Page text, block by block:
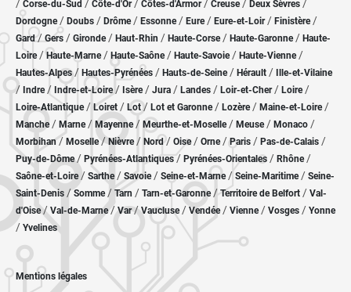
/ Corse-du-Sud / Côte-d'Or / Côtes-d'Armor/ Creuse/ Deux Sèvres /
Dordogne/ Doubs / Drôme/ Essonne / Eure/ Eure-et-Loir / Finistère/
Gard/Gers / Gironde/ Haut-Rhin / Haute-Corse/ Haute-Garonne/ Haute-
Loire/Haute-Marne/ Haute-Saône/ Haute-Savoie/ Haute-Vienne/
Hautes-Alpes/ Hautes-Pyrénées / Hauts-de-Seine/ Hérault / Ille-et-Vilaine
/ Indre/ Indre-et-Loire/ Isère/ Jura / Landes / Loir-et-Cher/ Loire/
Loire-Atlantique/ Loiret / Lot/ Lot et Garonne/ Lozère / Maine-et-Loire/
Manche/ Marne/ Mayenne/ Meurthe-et-Moselle/ Meuse/ Monaco /
Morbihan/ Moselle/ Nièvre / Nord/ Oise / Orne/Paris / Pas-de-Calais /
Puy-de-Dôme/ Pyrénées-Atlantiques / Pyrénées-Orientales / Rhône/
Saône-et-Loire/ Sarthe/ Savoie/ Seine-et-Marne/ Seine-Maritime/ Seine-
Saint-Denis /Somme/ Tarn / Tarn-et-Garonne/Territoire de Belfort / Val-
d'Oise/ Val-de-Marne/Var/Vaucluse/ Vendée/ Vienne/ Vosges / Yonne
/ Yvelines
Mentions légales